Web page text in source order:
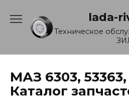
содержанию
lada-
Техническое
МАЗ 6303, 53363,
Каталог